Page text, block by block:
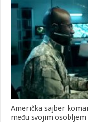
Američka sajber
među svojim